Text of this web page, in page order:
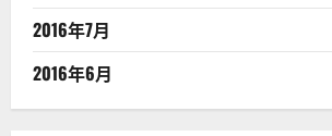
2016年7月
2016年6月